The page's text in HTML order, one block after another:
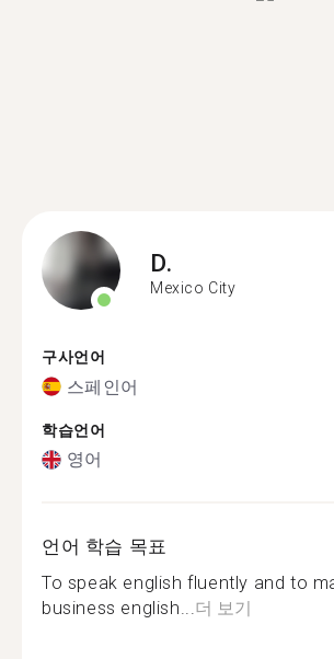
D.
Mexico City
구사언어
스페인어
학습언어
영어
언어 학습 목표
To speak english fluently and to
business english...더 보기